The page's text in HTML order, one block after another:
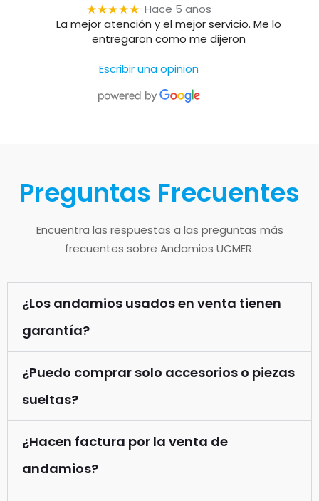
★★★★★ Hace 5 años
La mejor atención y el mejor servicio. Me lo
entregaron como me dijeron
Escribir una opinion
Preguntas Frecuentes
Encuentra las respuestas a las preguntas más
frecuentes sobre Andamios UCMER.
¿Los andamios usados en venta tienen
garantía?
¿Puedo comprar solo accesorios o piezas
sueltas?
¿Hacen factura por la venta de
andamios?